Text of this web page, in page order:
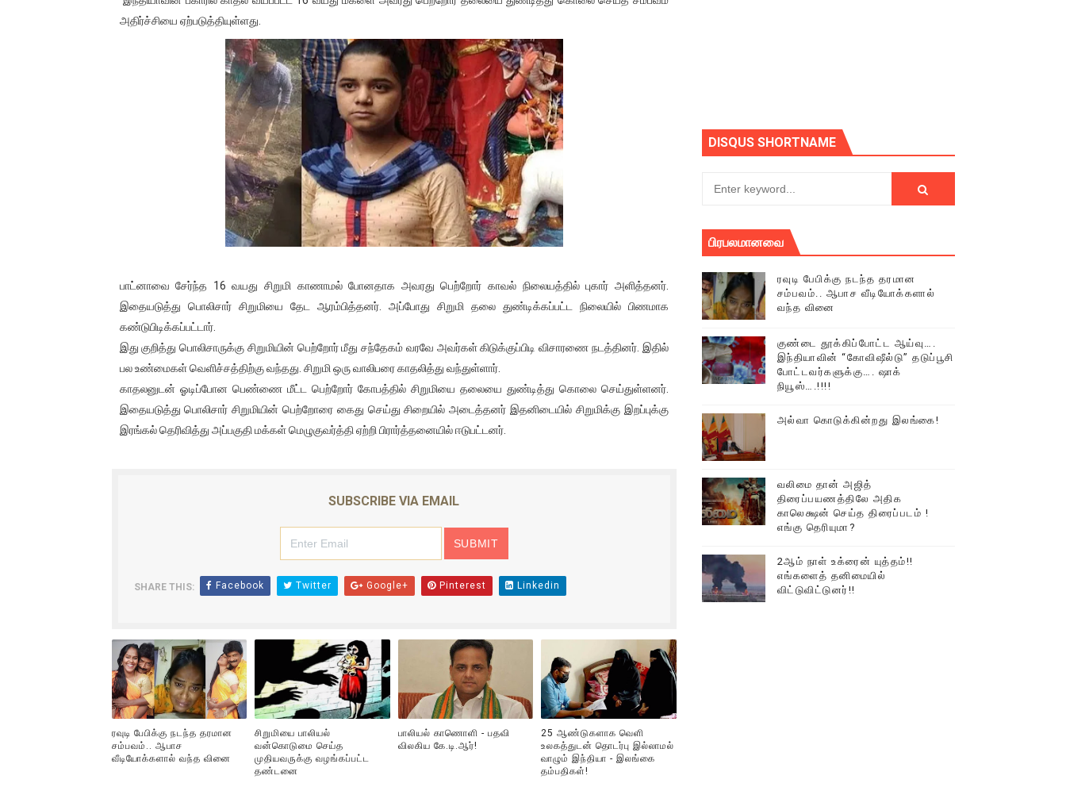
பாலச்சந்திரன் மற்றும் தன்னிடம் படித்த மாணவர்கள் தொடர்பில் நாடாளுமன்றத்தில் பகிரங்க கேள்வி
பிரிட்டனால் கடத்தப்படும் நிலையில் இலங்கைத் தமிழ் குடும்பம்!! நடந்தது என்ன
வர்ராரு...வர்ராரு... அண்ணாத்த : ரஜினிக்காக இலங்கை பாடலாசிரியர் வெளியிட்ட...
கைது செய்யப்பட்ட இளைஞன் உயிரிழப்பு - கொதித்தெழுந்த பிரதேசவாசிகள்!
தடுப்பூசியை பெற்றுக் கொள்ளக் கூடிய இடங்கள்...
சிறுமியை பாலியல் வன்கொடுமை செய்த முதியவருக்கு வழங்கப்பட்ட தண்டனை
பிரபல நடிகை தூக்கிட்டு தற்கொலை!
தியாகதீபம் லெப்.கேணல் திலீபன், கேணல் சங்கர் ஆகியோரின் நினைவெழுச்சி நாள் - 26.09.2021 சுவிஸ் (செய்தியும்,படங்களும்..)
ஐ.நா முன்றலில் சீரற்ற காலநிலையிலும் தமிழின அழிப்பிற்கு நீதி கேட்டு நடைபெற்ற கவனயீர்ப்புப் போராட்டத்தில் திரண்ட தமிழ்மக்கள்!!
இளையராஜா – கமல் அவசர சந்திப்பு (படங்கள், விடியோ)
ஜனாதிபதி ஐக்கிய நாடுகளின் பொதுச் சபை கூட்டத்தில் இன்று உரை
அதிர்ச்சியை ஏற்படுத்தியுள்ளது.
பாட்னாவை சேர்ந்த 16 வயது சிறுமி காணாமல் போனதாக அவரது பெற்றோர் காவல் நிலையத்தில் புகார் அளித்தனர்.
இதையடுத்து பொலிசார் சிறுமியை தேட ஆரம்பித்தனர். அப்போது சிறுமி தலை துண்டிக்கப்பட்ட நிலையில் பிணமாக
கண்டுபிடிக்கப்பட்டார்.
இது குறித்து பொலிசாருக்கு சிறுமியின் பெற்றோர் மீது சந்தேகம் வரவே அவர்கள் கிடுக்குப்பிடி விசாரணை நடத்தினர். இதில்
பல உண்மைகள் வெளிச்சத்திற்கு வந்தது. சிறுமி ஒரு வாலிபரை காதலித்து வந்துள்ளார்.
காதலனுடன் ஓடிப்போன பெண்ணை மீட்ட பெற்றோர் கோபத்தில் சிறுமியை தலையை துண்டித்து கொலை செய்துள்ளனர்.
இதையடுத்து பொலிசார் சிறுமியின் பெற்றோரை கைது செய்து சிறையில் அடைத்தனர் இதனிடையில் சிறுமிக்கு இறப்புக்கு
இரங்கல் தெரிவித்து அப்பகுதி மக்கள் மெழுகுவர்த்தி ஏற்றி பிரார்த்தனையில் ஈடுபட்டனர்.
SUBSCRIBE VIA EMAIL
SHARE THIS: Facebook Twitter Google+ Pinterest Linkedin
ரவுடி பேபிக்கு நடந்த தரமான
சம்பவம்.. ஆபாச
வீடியோக்களால் வந்த வினை
சிறுமியை பாலியல்
வன்கொடுமை செய்த
முதியவருக்கு வழங்கப்பட்ட
தண்டனை
பாலியல் காணொளி - பதவி
விலகிய கே.டி.ஆர்!
25 ஆண்டுகளாக வெளி
உலகத்துடன் தொடர்பு இல்லாமல்
வாழும் இந்தியா - இலங்கை
தம்பதிகள்!
DISQUS SHORTNAME
பிரபலமானவை
ரவுடி பேபிக்கு நடந்த தரமான
சம்பவம்.. ஆபாச வீடியோக்களால்
வந்த வினை
குண்டை தூக்கிப்போட்ட ஆய்வு….
இந்தியாவின் “கோவிஷீல்டு” தடுப்பூசி
போட்டவர்களுக்கு…. ஷாக்
நியூஸ்….!!!!
அல்வா கொடுக்கின்றது இலங்கை!
வலிமை தான் அஜித்
திரைப்பயணத்திலே அதிக
காலெக்ஷன் செய்த திரைப்படம் !
எங்கு தெரியுமா?
2ஆம் நாள் உக்ரைன் யுத்தம்!!
எங்களைத் தனிமையில்
விட்டுவிட்டுனர்!!